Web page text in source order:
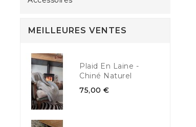
MEILLEURES VENTES
Plaid En Laine -
Chiné Naturel
75,00 €